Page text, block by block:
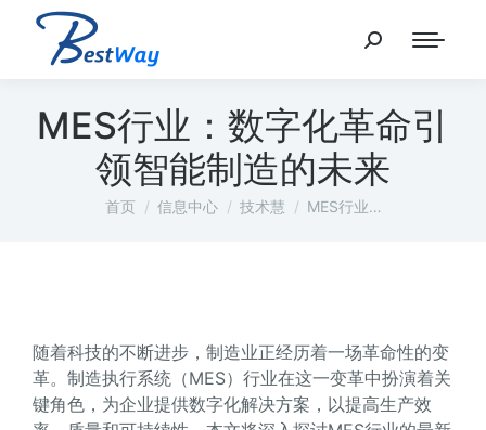
MES行业：数字化革命引
领智能制造的未来
您在这里：
首页 信息中心 技术慧 MES行业…
随着科技的不断进步，制造业正经历着一场革命性的变
革。制造执行系统（MES）行业在这一变革中扮演着关
键角色，为企业提供数字化解决方案，以提高生产效